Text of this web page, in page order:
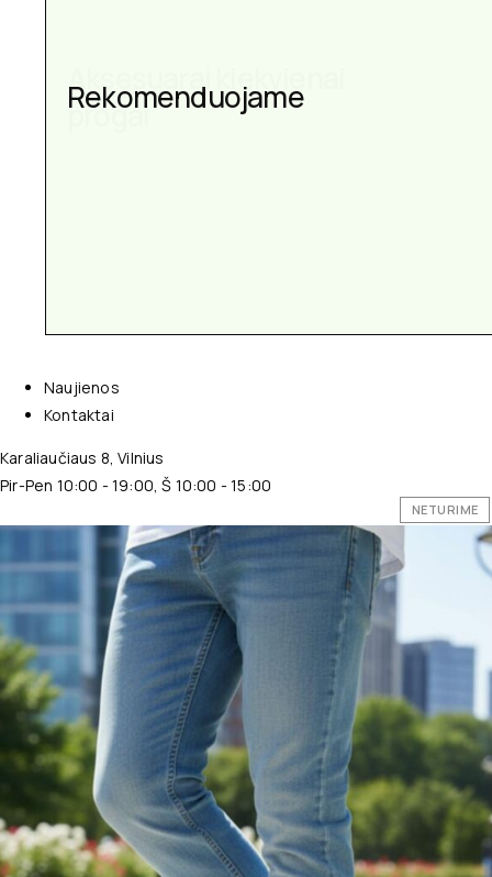
Aksesuarai kiekvienai
progai
Naujienos
Kontaktai
Karaliaučiaus 8, Vilnius
Pir-Pen 10:00 - 19:00, Š 10:00 - 15:00
NETURIME